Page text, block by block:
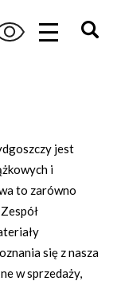
jest
i
to zarówno
się z nasza
w sprzedaży,